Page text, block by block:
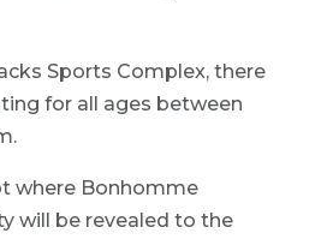
Sports Complex, there
for all ages between
where Bonhomme
will be revealed to the